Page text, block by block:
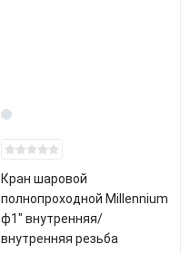
Кран шаровой
полнопроходной Millennium
ф1" внутренняя/
внутренняя резьба